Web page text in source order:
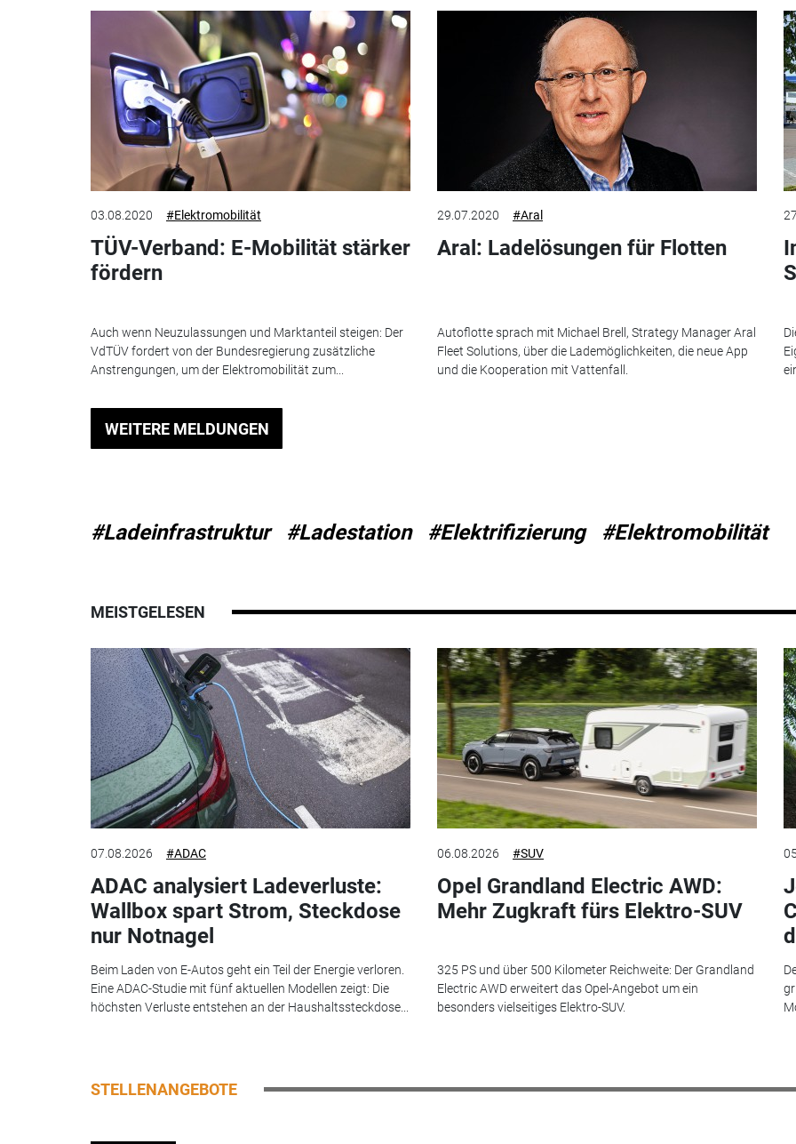
03.08.2020 #Elektromobilität
TÜV-Verband: E-Mobilität stärker
fördern
Auch wenn Neuzulassungen und Marktanteil steigen: Der
VdTÜV fordert von der Bundesregierung zusätzliche
Anstrengungen, um der Elektromobilität zum...
29.07.2020 #Aral
Aral: Ladelösungen für Flotten
Autoflotte sprach mit Michael Brell, Strategy Manager Aral
Fleet Solutions, über die Lademöglichkeiten, die neue App
und die Kooperation mit Vattenfall.
WEITERE MELDUNGEN
#Ladeinfrastruktur #Ladestation #Elektrifizierung #Elektromobilität
MEISTGELESEN
07.08.2026 #ADAC
ADAC analysiert Ladeverluste:
Wallbox spart Strom, Steckdose
nur Notnagel
Beim Laden von E-Autos geht ein Teil der Energie verloren.
Eine ADAC-Studie mit fünf aktuellen Modellen zeigt: Die
höchsten Verluste entstehen an der Haushaltssteckdose...
06.08.2026 #SUV
Opel Grandland Electric AWD:
Mehr Zugkraft fürs Elektro-SUV
325 PS und über 500 Kilometer Reichweite: Der Grandland
Electric AWD erweitert das Opel-Angebot um ein
besonders vielseitiges Elektro-SUV.
STELLENANGEBOTE